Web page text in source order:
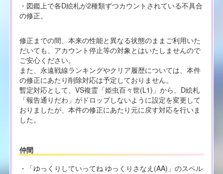
・図鑑上で各D絵札が2種類ずつカウントされている不具合
の修正。
修正までの間、本来の性能と異なる状態のままご利用いた
だいても、アカウント停止等の対象とはいたしませんので
ご安心ください。
また、永遠戦線ランキングやクリア履歴については、本件
の修正にあたり削除対応は予定しておりません。
暫定対応として、VS複霊「姫虫百々世(L1)」から、D絵札
「報告通りだわ」がドロップしないように設定を変更して
おりましたが、本件の修正にあたり元に戻す対応を行いま
した。
仲間
・「ゆっくりしていってね ゆっくりさなえ(AA)」のスペル